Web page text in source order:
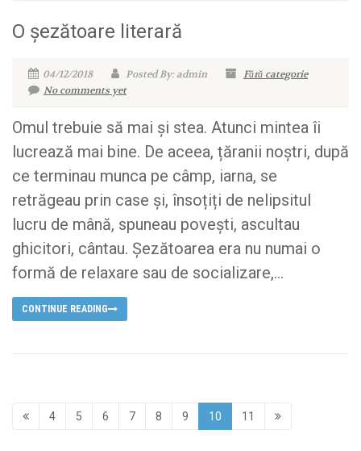
O șezătoare literară
04/12/2018 Posted By: admin
Fără categorie
No comments yet
Omul trebuie să mai și stea. Atunci mintea îi
lucrează mai bine. De aceea, țăranii noștri, după
ce terminau munca pe câmp, iarna, se
retrăgeau prin case și, însoțiți de nelipsitul
lucru de mână, spuneau povești, ascultau
ghicitori, cântau. Șezătoarea era nu numai o
formă de relaxare sau de socializare,...
CONTINUE READING
4 5 6 7 8 9 10 11